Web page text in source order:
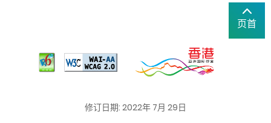
页首
修订日期: 2022年 7月 29日